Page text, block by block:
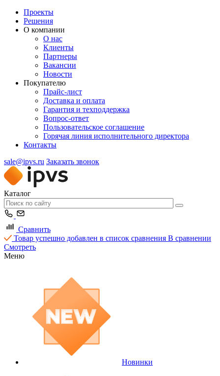
Проекты
Решения
О компании
О нас
Клиенты
Партнеры
Вакансии
Новости
Покупателю
Прайс-лист
Доставка и оплата
Гарантия и техподдержка
Вопрос-ответ
Пользовательское соглашение
Горячая линия исполнительного директора
Контакты
sale@ipvs.ru Заказать звонок
Каталог
Сравнить
Товар успешно добавлен в список сравнения В сравнении
Смотреть
Меню
Новинки